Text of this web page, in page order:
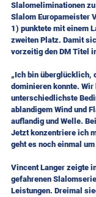
Slalomeliminationen
Slalom Europameister
1) punktete mit einem
zweiten Platz. Damit
vorzeitig den DM Titel
„Ich bin überglücklich,
dominieren konnte. Wir
unterschiedlichste
ablandigem Wind und
auflandig und Welle.
Jetzt konzentriere ich
geht es noch einmal
Vincent Langer zeigte
gefahrenen
Leistungen. Dreimal